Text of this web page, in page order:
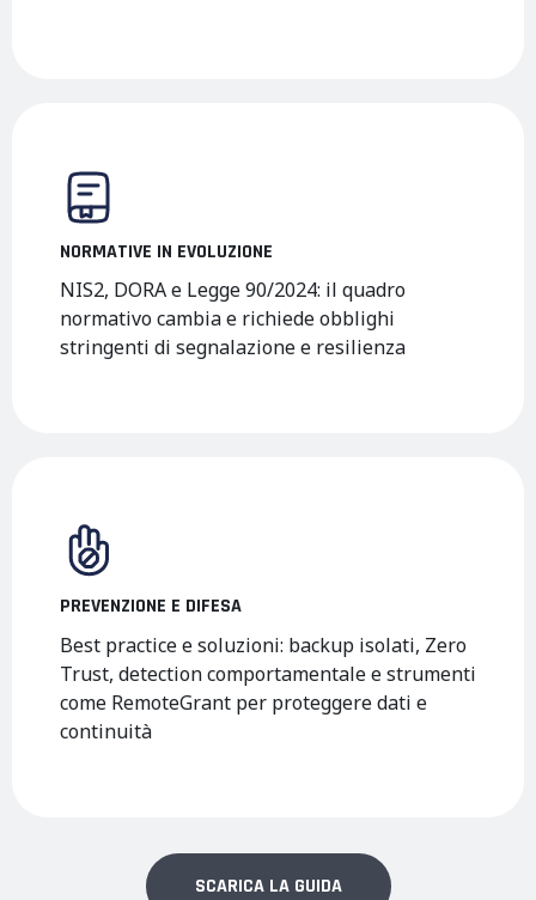
NORMATIVE IN EVOLUZIONE
NIS2, DORA e Legge 90/2024: il quadro
normativo cambia e richiede obblighi
stringenti di segnalazione e resilienza
PREVENZIONE E DIFESA
Best practice e soluzioni: backup isolati, Zero
Trust, detection comportamentale e strumenti
come RemoteGrant per proteggere dati e
continuità
SCARICA LA GUIDA